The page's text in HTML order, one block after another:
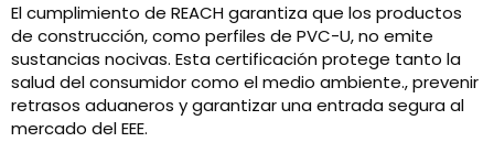
El cumplimiento de REACH garantiza que los productos
de construcción, como perfiles de PVC-U, no emite
sustancias nocivas. Esta certificación protege tanto la
salud del consumidor como el medio ambiente., prevenir
retrasos aduaneros y garantizar una entrada segura al
mercado del EEE.